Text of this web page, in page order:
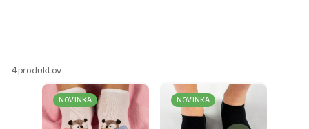
4produktov
NOVINKA NOVINKA